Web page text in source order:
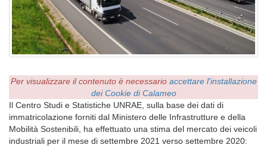
Per visualizzare il contenuto è necessario accettare l'installazione
dei Cookie di Calameo
Il Centro Studi e Statistiche UNRAE, sulla base dei dati di
immatricolazione forniti dal Ministero delle Infrastrutture e della
Mobilità Sostenibili, ha effettuato una stima del mercato dei veicoli
industriali per il mese di settembre 2021 verso settembre 2020: